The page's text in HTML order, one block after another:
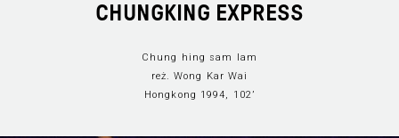
Wszystkie sekcje
CHUNGKING EXPRESS
Chung hing sam lam
reż. Wong Kar Wai
Hongkong 1994, 102’